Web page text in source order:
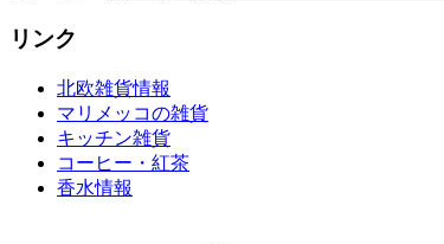
リンク
北欧雑貨情報
マリメッコの雑貨
キッチン雑貨
コーヒー・紅茶
香水情報